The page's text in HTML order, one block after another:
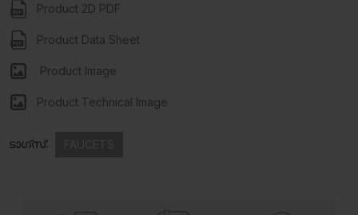
Product 2D PDF
Product Data Sheet
Product Image
Product Technical Image
ടാഗ്സ്: